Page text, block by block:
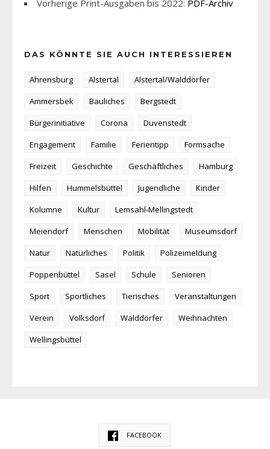
Vorherige Print-Ausgaben bis 2022: PDF-Archiv
DAS KÖNNTE SIE AUCH INTERESSIEREN
Ahrensburg Alstertal
Alstertal/Walddörfer
Ammersbek
Bauliches
Bergstedt
Bürgerinitiative
Corona
Duvenstedt
Engagement
Familie Ferientipp
Formsache
Freizeit
Geschichte Geschäftliches
Hamburg
Hilfen
Hummelsbüttel Jugendliche
Kinder
Kolumne
Kultur
Lemsahl-Mellingstedt
Meiendorf
Menschen Mobilität
Museumsdorf
Natur
Natürliches Politik
Polizeimeldung
Poppenbüttel
Sasel Schule
Senioren
Sport
Sportliches Tierisches
Veranstaltungen
Verein
Volksdorf Walddörfer
Weihnachten
Wellingsbüttel
FACEBOOK